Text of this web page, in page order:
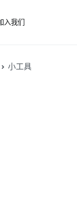
入我们
小工具